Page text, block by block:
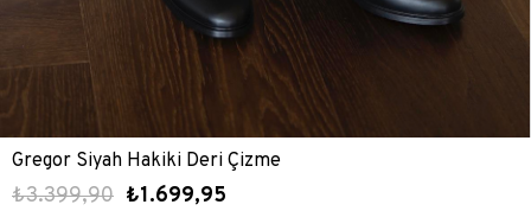
Gregor Siyah Hakiki Deri Çizme
₺3.399,90 ₺1.699,95